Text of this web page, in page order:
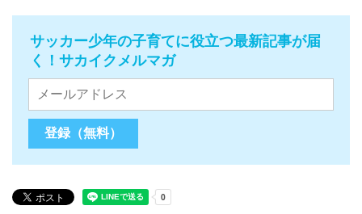
サッカー少年の子育てに役立つ最新記事が届
く！サカイクメルマガ